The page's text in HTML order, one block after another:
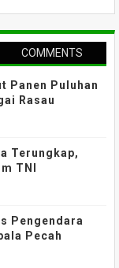
COMMENTS
Panen Puluhan
Rasau
Terungkap,
TNI
Pengendara
Pecah